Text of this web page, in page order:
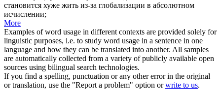
становится хуже жить из-за глобализации в абсолютном
исчислении;
More
Examples of word usage in different contexts are provided solely for
linguistic purposes, i.e. to study word usage in a sentence in one
language and how they can be translated into another. All samples
are automatically collected from a variety of publicly available open
sources using bilingual search technologies.
If you find a spelling, punctuation or any other error in the original
or translation, use the "Report a problem" option orwrite to us.